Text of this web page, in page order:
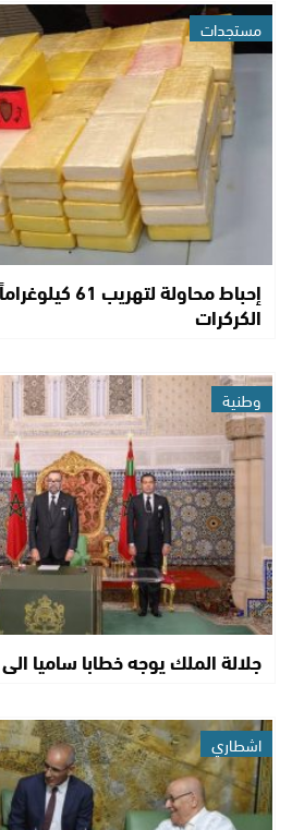
مستجدات
إحباط محاولة
الكركرات
وطنية
جلالة الملك يوجه خطابا ساميا الى
اشطاري